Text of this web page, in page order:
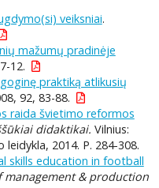
veiksniai.
mažumų pradinėje
12.
praktiką atlikusių
92, 83-88.
raida švietimo reformos
didaktikai. Vilnius:
2014. P. 284-308.
skills education in football
& production